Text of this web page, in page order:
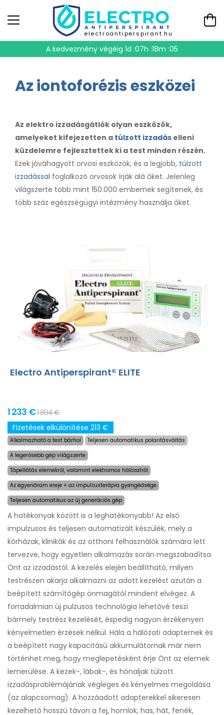
electroantiperspirant.hu
A kedvezmény végéig 1d :07h :18m :04
Az iontoforézis eszközei
Az elektro izzadásgátlók olyan eszközök,
amelyeket kifejezetten a túlzott izzadás elleni
küzdelemre fejlesztettek ki a test minden részén.
Ezek jóváhagyott orvosi eszközök, és a legjobb, túlzott
izzadással foglalkozó orvosok írják alá őket. Jelenleg
világszerte több mint 150.000 embernek segítenek, és
több száz egészségügyi intézmény használja őket.
Electro Antiperspirant® ELITE
1 233 €1 894 €
Fizetések elkülönítése 213 €
Alkalmazható a test bárhol
Teljesen automatikus polaritásváltás
A legerősebb gép világszerte
Tápellátás elemekről, valamint elektromos hálózatról
Az egyenáram ereje + az impulzusterápia gyengédsége
Teljesen automatikus az új generációs gép
A hatékonyak között is a leghatékonyabb! Az első
impulzusos és teljesen automatizált készülék, mely a
kórházak, klinikák és az otthoni felhasználók számára lett
tervezve, hogy egyetlen alkalmazás során megszabadítsa
Önt az izzadástól. A kezelés elején beállítható, milyen
testrészen akarja alkalmazni az adott kezelést azután a
beépített számítógép önmagától mindent elvégez. A
forradalmian új pulzusos technológia lehetővé teszi
bármely testrész kezelését, éspedig nagyon érzékenyen
kényelmetlen érzések nélkül. Hála a hálózati adapternek és
a beépített nagy kapacitású akkumulátornak már nem
történhet meg, hogy meglepetésként érje Önt az elemek
lemerülése. A kezek-, lábak-, és hónaljak túlzott
izzadásproblémájának végleges és kényelmes megoldása
(az alapcsomag). A hozzáadott adapterekkel sikeresen
kezelhető hosszú távon a fej, homlok, has, hát, fenék,